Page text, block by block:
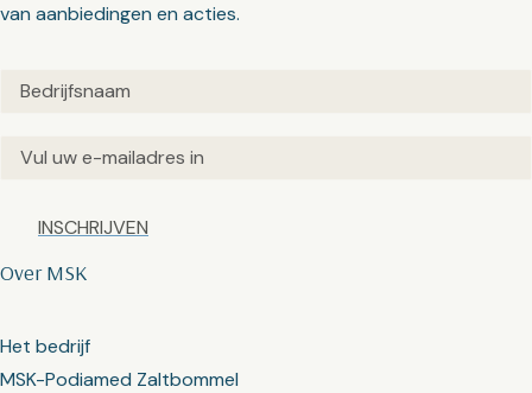
Over MSK
Het bedrijf
MSK-Podiamed Zaltbommel
van aanbiedingen en acties.
Untitled(Vereist)
Email(Vereist)
Captcha